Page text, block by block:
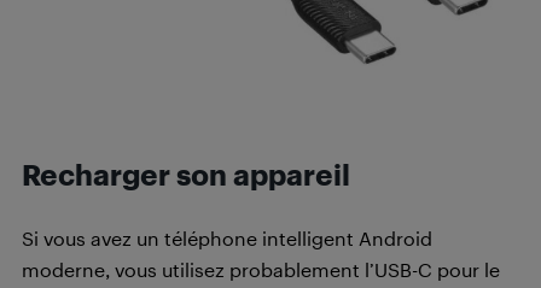
Recharger son appareil
Si vous avez un téléphone intelligent Android
moderne, vous utilisez probablement l’USB-C pour le